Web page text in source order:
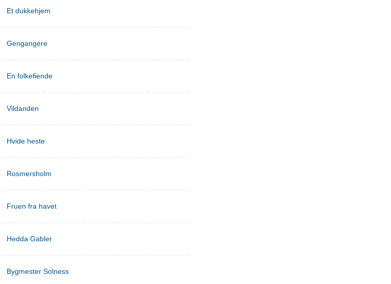
Et dukkehjem
Gengangere
En folkefiende
Vildanden
Hvide heste
Rosmersholm
Fruen fra havet
Hedda Gabler
Bygmester Solness